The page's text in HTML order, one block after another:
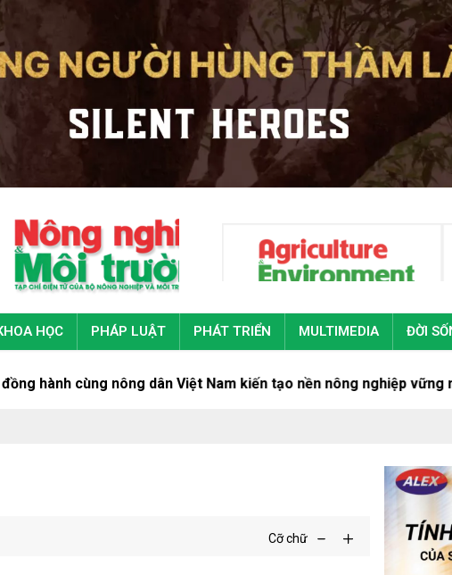
HỌC PHÁP LUẬT PHÁT TRIỂN MULTIMEDIA ĐỜI
dân Việt Nam kiến tạo nền nông nghiệp vững mạnhQuảng Trị: Phó
Cỡ chữ